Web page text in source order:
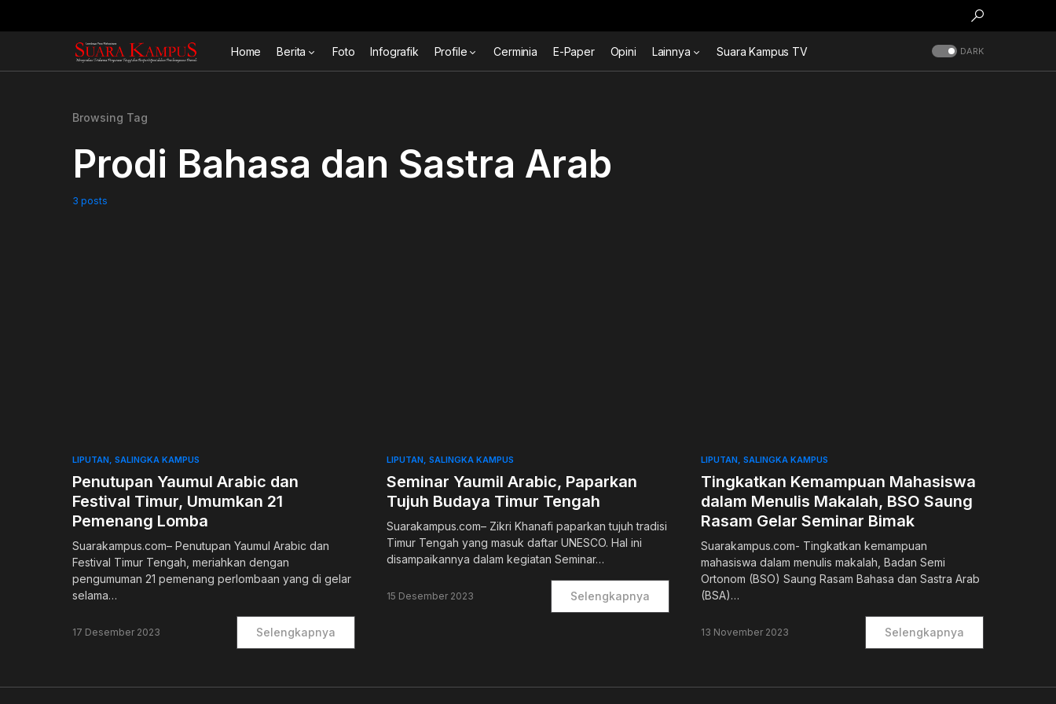
Home Berita Foto Infografik Profile Cerminia E-Paper Opini Lainnya Suara Kampus TV DARK
Browsing Tag
Prodi Bahasa dan Sastra Arab
3 posts
LIPUTAN SALINGKA KAMPUS
Penutupan Yaumul Arabic dan
Festival Timur, Umumkan 21
Pemenang Lomba
Suarakampus.com– Penutupan Yaumul Arabic dan
Festival Timur Tengah, meriahkan dengan
pengumuman 21 pemenang perlombaan yang di gelar
selama…
17 Desember 2023 Selengkapnya
LIPUTAN SALINGKA KAMPUS
Seminar Yaumil Arabic, Paparkan
Tujuh Budaya Timur Tengah
Suarakampus.com– Zikri Khanafi paparkan tujuh tradisi
Timur Tengah yang masuk daftar UNESCO. Hal ini
disampaikannya dalam kegiatan Seminar…
15 Desember 2023 Selengkapnya
LIPUTAN SALINGKA KAMPUS
Tingkatkan Kemampuan Mahasiswa
dalam Menulis Makalah, BSO Saung
Rasam Gelar Seminar Bimak
Suarakampus.com- Tingkatkan kemampuan
mahasiswa dalam menulis makalah, Badan Semi
Ortonom (BSO) Saung Rasam Bahasa dan Sastra Arab
(BSA)…
13 November 2023 Selengkapnya